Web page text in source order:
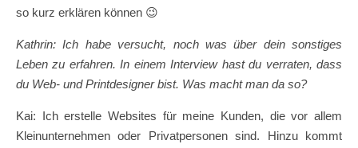
so kurz erklären können 😉
Kathrin: Ich habe versucht, noch was über dein sonstiges
Leben zu erfahren. In einem Interview hast du verraten, dass
du Web- und Printdesigner bist. Was macht man da so?
Kai: Ich erstelle Websites für meine Kunden, die vor allem
Kleinunternehmen oder Privatpersonen sind. Hinzu kommt